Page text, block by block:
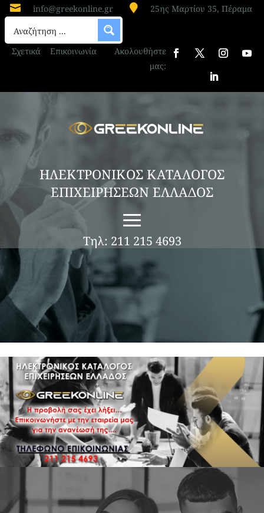
 info@greekonline.gr  25ης Μαρτίου 35, Πέραμα
Σχετικά Επικοινωνία
Ακολουθήστε
μας:
ΗΛΕΚΤΡΟΝΙΚΟΣ ΚΑΤΑΛΟΓΟΣ
ΕΠΙΧΕΙΡΗΣΕΩΝ ΕΛΛΑΔΟΣ
Τηλ: 211 215 4693